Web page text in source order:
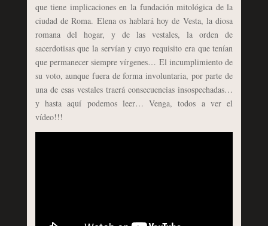
que tiene implicaciones en la fundación mitológica de la
ciudad de Roma. Elena os hablará hoy de Vesta, la diosa
romana del hogar, y de las vestales, la orden de
sacerdotisas que la servían y cuyo requisito era que tenían
que permanecer siempre vírgenes… El incumplimiento de
su voto, aunque fuera de forma involuntaria, por parte de
una de esas vestales traerá consecuencias insospechadas…
y hasta aquí podemos leer… Venga, todos a ver el
vídeo!!!